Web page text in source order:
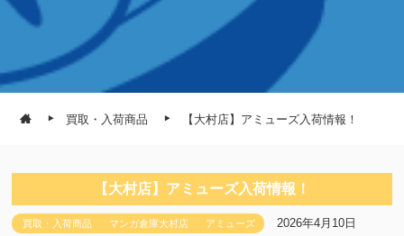
買取・入荷商品 【大村店】アミューズ入荷情報！
【大村店】アミューズ入荷情報！
買取・入荷商品 マンガ倉庫大村店 アミューズ 2026年4月10日